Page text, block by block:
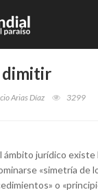
dimitir
Arias Díaz 3299
ámbito jurídico existe
«simetría de
o